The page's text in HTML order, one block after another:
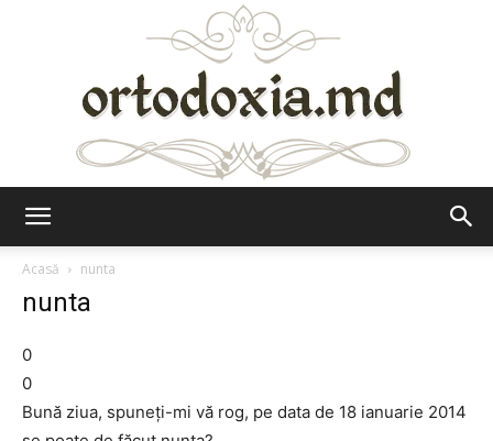
Acasă
nunta
nunta
0
0
Bună ziua, spuneți-mi vă rog, pe data de 18 ianuarie 2014